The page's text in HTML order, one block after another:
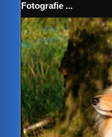
Fotografie ...